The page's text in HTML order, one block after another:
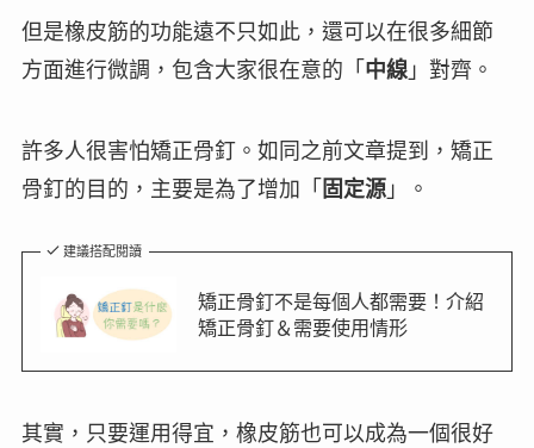
但是橡皮筋的功能遠不只如此，還可以在很多細節
方面進行微調，包含大家很在意的「 中線」對齊。
許多人很害怕矯正骨釘。如同之前文章提到，矯正
骨釘的目的，主要是為了增加「 固定源」。
建議搭配閱讀
矯正骨釘不是每個人都需要！介紹
矯正骨釘＆需要使用情形
其實，只要運用得宜，橡皮筋也可以成為一個很好